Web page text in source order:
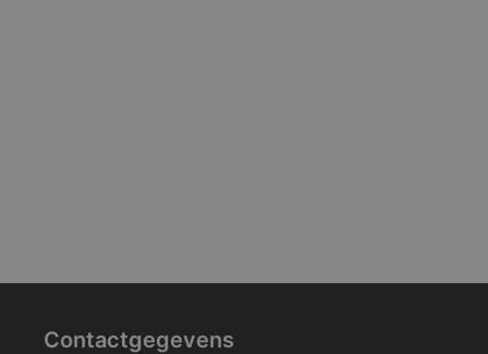
Contactgegevens